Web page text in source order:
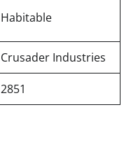
Habitable
Crusader Industries
2851